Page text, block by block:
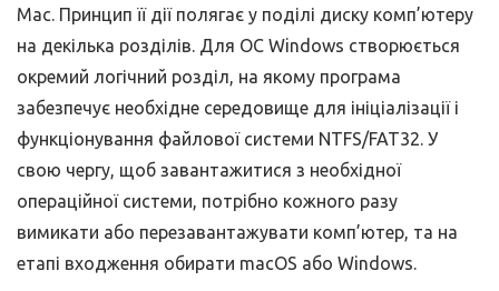
Mac. Принцип її дії полягає у поділі диску комп’ютеру
на декілька розділів. Для ОС Windows створюється
окремий логічний розділ, на якому програма
забезпечує необхідне середовище для ініціалізації і
функціонування файлової системи NTFS/FAT32. У
свою чергу, щоб завантажитися з необхідної
операційної системи, потрібно кожного разу
вимикати або перезавантажувати комп’ютер, та на
етапі входження обирати macOS або Windows.